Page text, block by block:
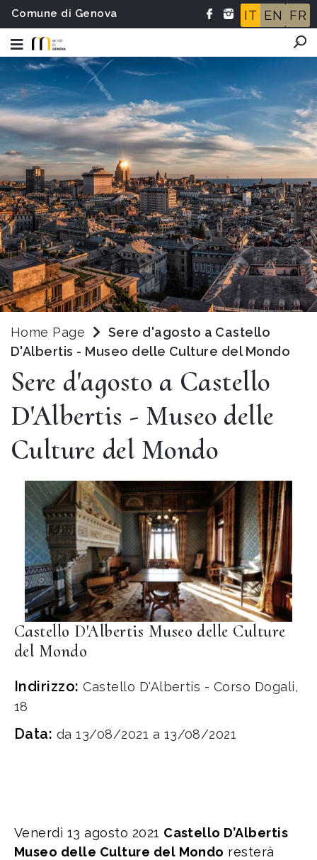
Comune di Genova IT EN FR
Home Page
Sere d'agosto a Castello
D'Albertis - Museo delle Culture del Mondo
Sere d'agosto a Castello
D'Albertis - Museo delle
Culture del Mondo
Castello D'Albertis Museo delle Culture
del Mondo
Indirizzo:Castello D'Albertis - Corso Dogali,
18
Data: da 13/08/2021 a 13/08/2021
Venerdì 13 agosto 2021 Castello D’Albertis
Museo delle Culture del Mondo resterà